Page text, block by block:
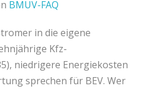
BMUV-FAQ
in die eigene
Kfz-
niedrigere Energiekosten
sprechen für BEV. Wer